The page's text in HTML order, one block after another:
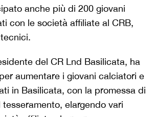
anche più di 200 giovani
con le società affiliate al CRB,
del CR Lnd Basilicata, ha
aumentare i giovani calciatori e
in Basilicata, con la promessa di
elargendo vari